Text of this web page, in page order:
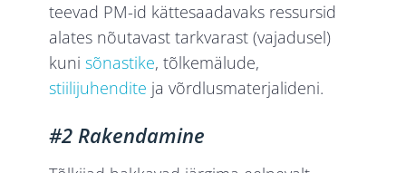
teevad PM-id kättesaadavaks ressursid
alates nõutavast tarkvarast (vajadusel)
kuni sõnastike, tõlkemälude,
stiilijuhendite ja võrdlusmaterjalideni.
#2 Rakendamine